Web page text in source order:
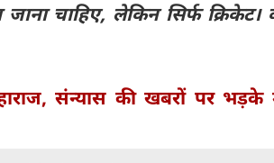
चाहिए, लेकिन सिर्फ क्रिकेट।
संन्यास की खबरों पर भड़के